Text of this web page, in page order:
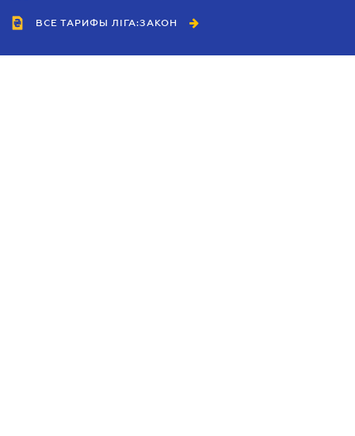
ВСЕ ТАРИФЫ ЛІГА:ЗАКОН